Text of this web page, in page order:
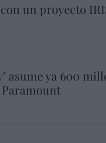
un proyecto
asume ya 600